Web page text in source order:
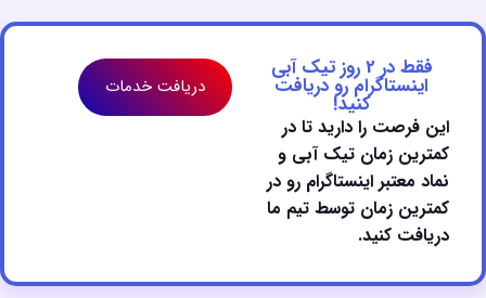
فقط در 2 روز تیک آبی
اینستاگرام رو دریافت
کنید!
این فرصت را دارید تا در
کمترین زمان تیک آبی و
نماد معتبر اینستاگرام رو در
کمترین زمان توسط تیم ما
دریافت کنید.
دریافت خدمات